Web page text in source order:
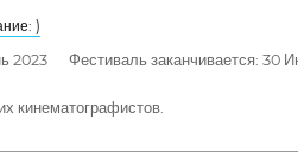
)
2023 Фестиваль заканчивается: 30
кинематографистов.